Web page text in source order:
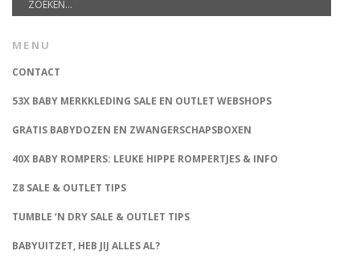
MENU
CONTACT
53X BABY MERKKLEDING SALE EN OUTLET WEBSHOPS
GRATIS BABYDOZEN EN ZWANGERSCHAPSBOXEN
40X BABY ROMPERS: LEUKE HIPPE ROMPERTJES & INFO
Z8 SALE & OUTLET TIPS
TUMBLE ‘N DRY SALE & OUTLET TIPS
BABYUITZET, HEB JIJ ALLES AL?